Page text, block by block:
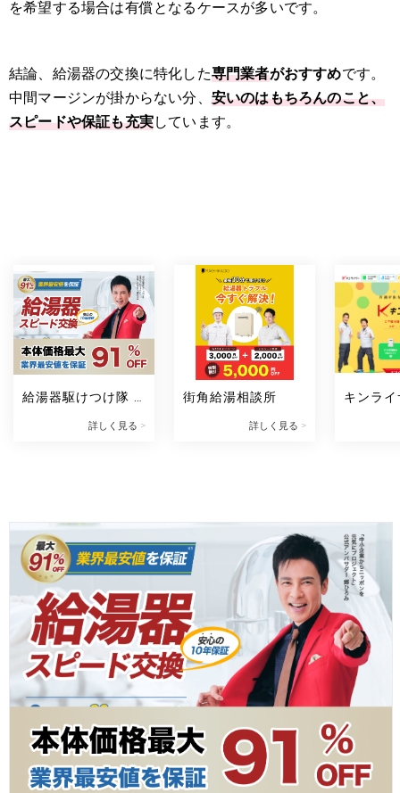
を希望する場合は有償となるケースが多いです。
結論、給湯器の交換に特化した専門業者がおすすめです。
中間マージンが掛からない分、 安いのはもちろんのこと、
スピードや保証も充実しています。
給湯器駆けつけ隊
詳しく見る >
街角給湯相談所
詳しく見る >
キンラ